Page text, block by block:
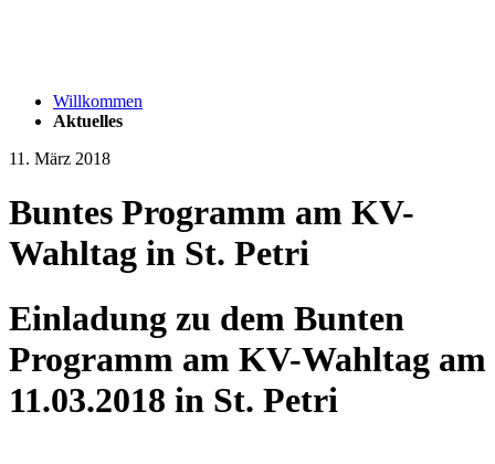
Willkommen
Aktuelles
11. März 2018
Buntes Programm am KV-
Wahltag in St. Petri
Einladung zu dem Bunten
Programm am KV-Wahltag am
11.03.2018 in St. Petri